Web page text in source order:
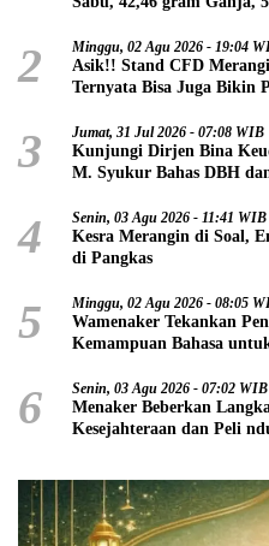
2 Minggu, 02 Agu 2026 - 19:04
Asik!! Stand CFD
Ternyata Bisa Juga Bikin
3 Jumat, 31 Jul 2026 - 07:08 WIB
Kunjungi Dirjen Bina
M. Syukur Bahas DBH
4 Senin, 03 Agu 2026 - 11:41 WIB
Kesra Merangin di Soal,
di Pangkas
5 Minggu, 02 Agu 2026 - 08:05
Wamenaker Tekankan
Kemampuan Bahasa
6 Senin, 03 Agu 2026 - 07:02 WIB
Menaker Beberkan
Kesejahteraan dan Peli